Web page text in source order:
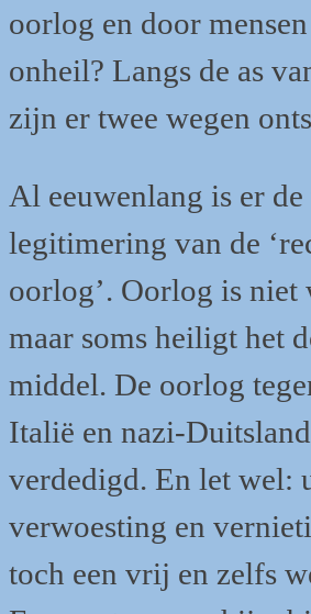
oorlog en door
onheil? Langs de as
zijn er twee wegen
Al eeuwenlang is er
legitimering van de
oorlog’. Oorlog is niet
maar soms heiligt het
middel. De oorlog
Italië en nazi-
verdedigd. En let wel:
verwoesting en
toch een vrij en zelfs